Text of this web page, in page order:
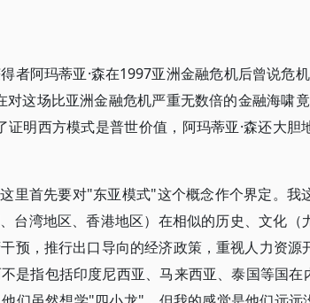
者阿玛蒂亚·森在1997亚洲金融危机后曾说危
对这场比亚洲金融危机严重无数倍的金融海啸
明西方模式是普世价值，阿玛蒂亚·森还大胆
里首先要对"东亚模式"这个概念作个界定。我
台湾地区、香港地区）在相似的历史、文化（
预，推行出口导向的经济政策，重视人力资源
是指包括印度尼西亚、马来西亚、泰国等国在